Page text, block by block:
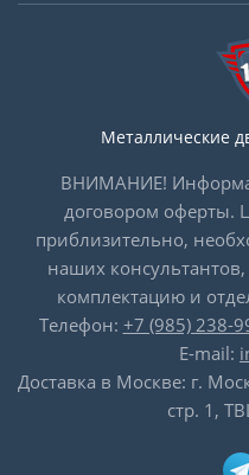
Металлические
ВНИМАНИЕ!
договором оферты.
приблизительно,
наших
комплектацию и
Телефон: +7 (985) 238-
E-mail:
Доставка в Москве: г.
стр. 1,